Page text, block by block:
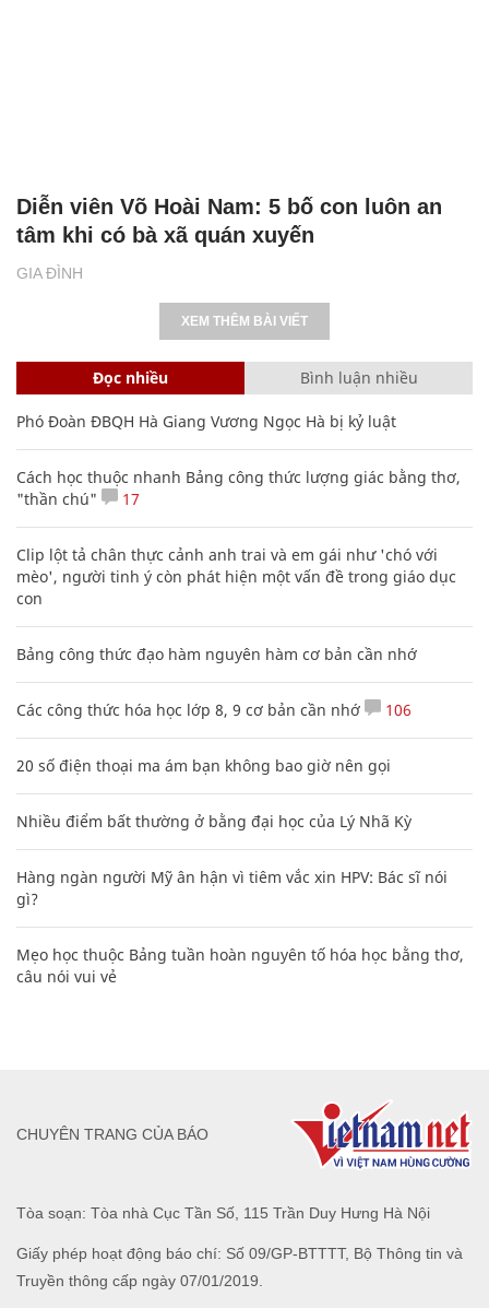
GIA ĐÌNH
Diễn viên Võ Hoài Nam: 5 bố con luôn an
tâm khi có bà xã quán xuyến
XEM THÊM BÀI VIẾT
Đọc nhiều Bình luận nhiều
Phó Đoàn ĐBQH Hà Giang Vương Ngọc Hà bị kỷ luật
Cách học thuộc nhanh Bảng công thức lượng giác bằng thơ,
"thần chú"
17
Clip lột tả chân thực cảnh anh trai và em gái như 'chó với
mèo', người tinh ý còn phát hiện một vấn đề trong giáo dục
con
Bảng công thức đạo hàm nguyên hàm cơ bản cần nhớ
Các công thức hóa học lớp 8, 9 cơ bản cần nhớ 106
20 số điện thoại ma ám bạn không bao giờ nên gọi
Nhiều điểm bất thường ở bằng đại học của Lý Nhã Kỳ
Hàng ngàn người Mỹ ân hận vì tiêm vắc xin HPV: Bác sĩ nói
gì?
Mẹo học thuộc Bảng tuần hoàn nguyên tố hóa học bằng thơ,
câu nói vui vẻ
Tòa soạn: Tòa nhà Cục Tần Số, 115 Trần Duy Hưng Hà Nội
Giấy phép hoạt động báo chí: Số 09/GP-BTTTT, Bộ Thông tin và
Truyền thông cấp ngày 07/01/2019.
CHUYÊN TRANG CỦA BÁO